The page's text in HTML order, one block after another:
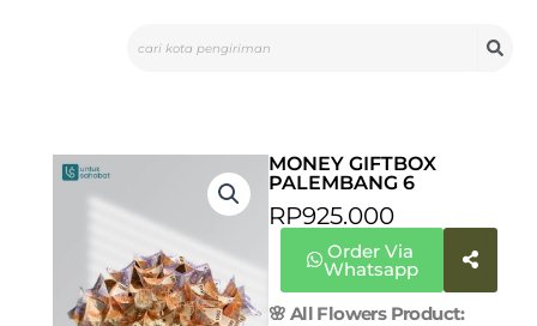
MONEY GIFTBOX
PALEMBANG 6
RP925.000
Order Via
Whatsapp
🌸 All Flowers Product: